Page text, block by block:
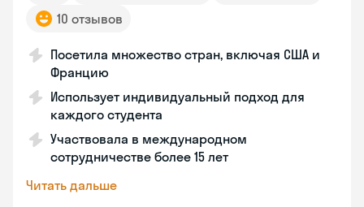
10 отзывов
Посетила множество стран, включая США и
Францию
Использует индивидуальный подход для
каждого студента
Участвовала в международном
сотрудничестве более 15 лет
Читать дальше